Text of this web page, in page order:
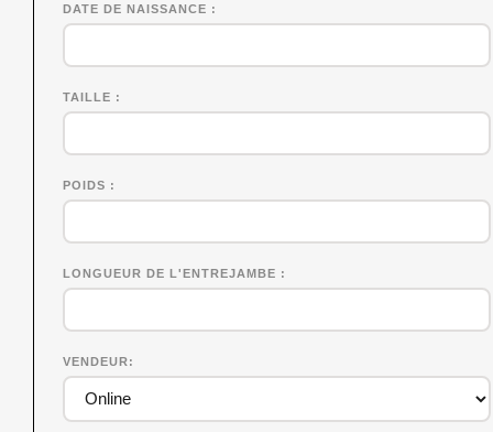
DATE DE NAISSANCE
TAILLE
POIDS
LONGUEUR DE L'ENTREJAMBE
VENDEUR